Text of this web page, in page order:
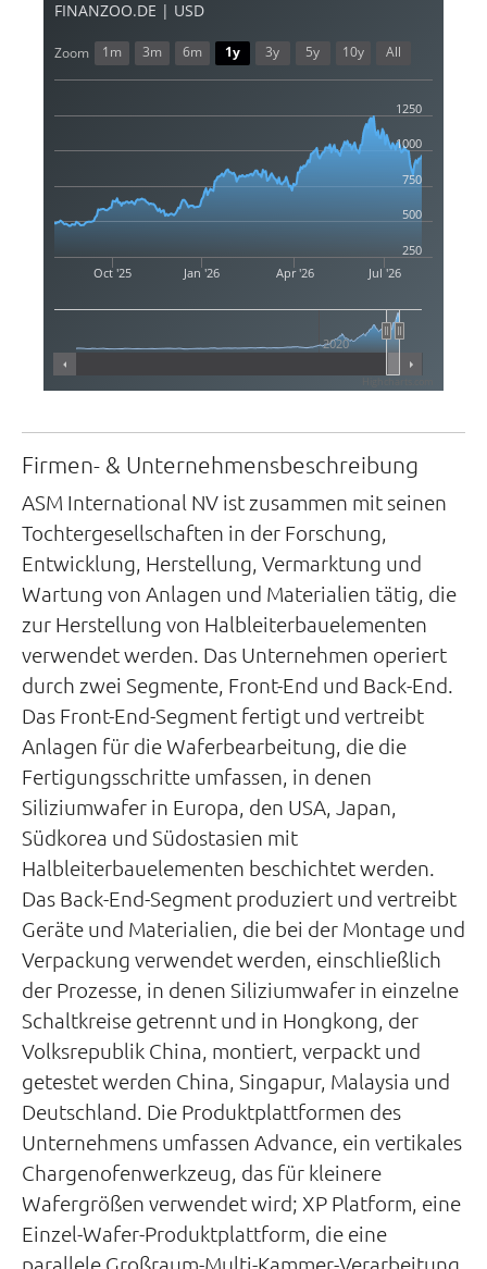
FINANZOO.DE | USD
Oct '25 Jan '26 Apr '26 Jul '26
2020
1000
250
500
750
1250
Zoom 1m 3m 6m 1y 3y 5y 10y All
Firmen- & Unternehmensbeschreibung
ASM International NV ist zusammen mit seinen
Tochtergesellschaften in der Forschung,
Entwicklung, Herstellung, Vermarktung und
Wartung von Anlagen und Materialien tätig, die
zur Herstellung von Halbleiterbauelementen
verwendet werden. Das Unternehmen operiert
durch zwei Segmente, Front-End und Back-End.
Das Front-End-Segment fertigt und vertreibt
Anlagen für die Waferbearbeitung, die die
Fertigungsschritte umfassen, in denen
Siliziumwafer in Europa, den USA, Japan,
Südkorea und Südostasien mit
Halbleiterbauelementen beschichtet werden.
Das Back-End-Segment produziert und vertreibt
Geräte und Materialien, die bei der Montage und
Verpackung verwendet werden, einschließlich
der Prozesse, in denen Siliziumwafer in einzelne
Schaltkreise getrennt und in Hongkong, der
Volksrepublik China, montiert, verpackt und
getestet werden China, Singapur, Malaysia und
Deutschland. Die Produktplattformen des
Unternehmens umfassen Advance, ein vertikales
Chargenofenwerkzeug, das für kleinere
Wafergrößen verwendet wird; XP Platform, eine
Einzel-Wafer-Produktplattform, die eine
parallele Großraum-Multi-Kammer-Verarbeitung